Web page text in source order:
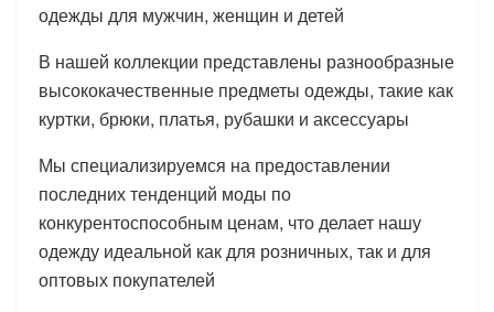
одежды для мужчин, женщин и детей
В нашей коллекции представлены разнообразные
высококачественные предметы одежды, такие как
куртки, брюки, платья, рубашки и аксессуары
Мы специализируемся на предоставлении
последних тенденций моды по
конкурентоспособным ценам, что делает нашу
одежду идеальной как для розничных, так и для
оптовых покупателей